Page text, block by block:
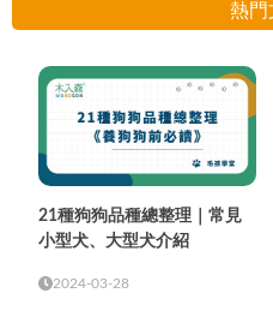
熱門
21種狗狗品種總整理｜常見
小型犬、大型犬介紹
2024-03-28